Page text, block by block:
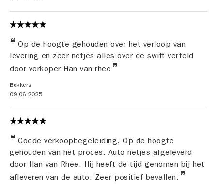
Op de hoogte gehouden over het verloop van
levering en zeer netjes alles over de swift verteld
door verkoper Han van rhee
Bokkers
09-06-2025
Goede verkoopbegeleiding. Op de hoogte
gehouden van het proces. Auto netjes afgeleverd
door Han van Rhee. Hij heeft de tijd genomen bij het
afleveren van de auto. Zeer positief bevallen.